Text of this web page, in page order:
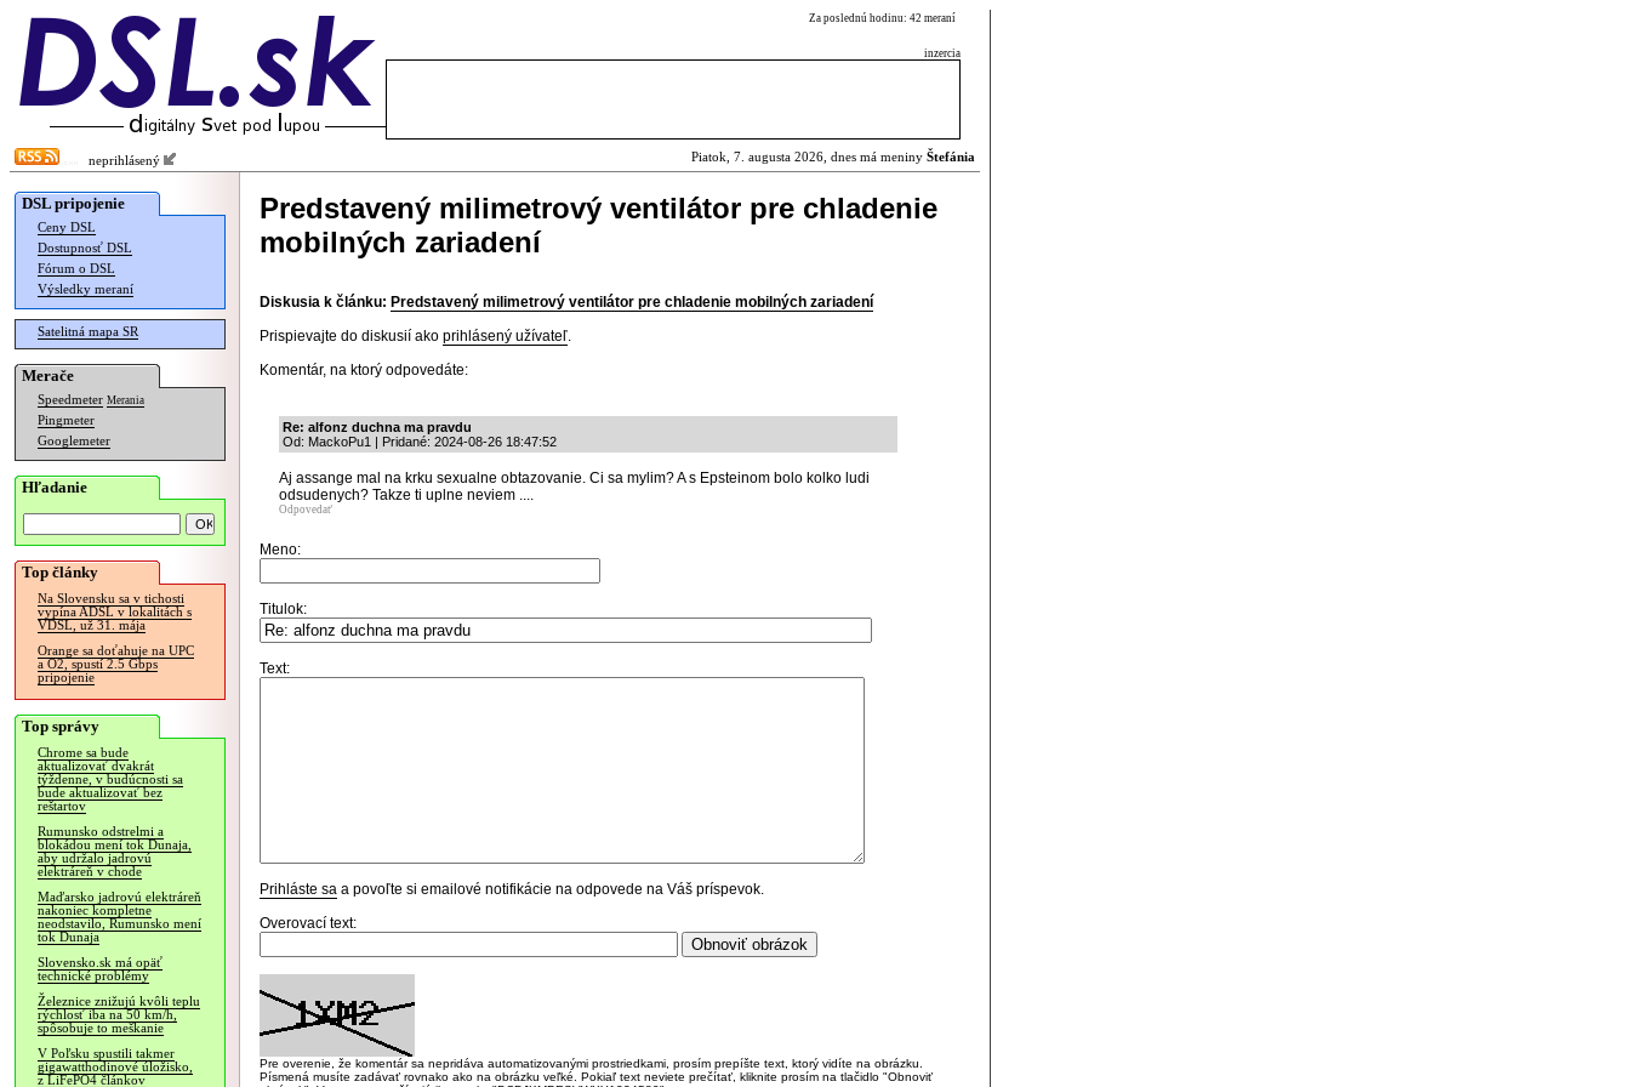
Za poslednú hodinu: 42 meraní
inzercia
neprihlásený Piatok, 7. augusta 2026, dnes má meniny Štefánia
DSL pripojenie
Ceny DSL
Dostupnosť DSL
Fórum o DSL
Výsledky meraní
Satelitná mapa SR
Merače
Speedmeter Merania
Pingmeter
Googlemeter
Hľadanie
Top články
Na Slovensku sa v tichosti
vypína ADSL v lokalitách s
VDSL, už 31. mája
Orange sa doťahuje na UPC
a O2, spustí 2.5 Gbps
pripojenie
Top správy
Chrome sa bude
aktualizovať dvakrát
týždenne, v budúcnosti sa
bude aktualizovať bez
reštartov
Rumunsko odstrelmi a
blokádou mení tok Dunaja,
aby udržalo jadrovú
elektráreň v chode
Maďarsko jadrovú elektráreň
nakoniec kompletne
neodstavilo, Rumunsko mení
tok Dunaja
Slovensko.sk má opäť
technické problémy
Železnice znižujú kvôli teplu
rýchlosť iba na 50 km/h,
spôsobuje to meškanie
V Poľsku spustili takmer
gigawatthodinové úložisko,
z LiFePO4 článkov
Predstavený milimetrový ventilátor pre chladenie
mobilných zariadení
Diskusia k článku: Predstavený milimetrový ventilátor pre chladenie mobilných zariadení
Prispievajte do diskusií ako prihlásený užívateľ.
Komentár, na ktorý odpovedáte:
Re: alfonz duchna ma pravdu
Od: MackoPu1 | Pridané: 2024-08-26 18:47:52
Aj assange mal na krku sexualne obtazovanie. Ci sa mylim? A s Epsteinom bolo kolko ludi
odsudenych? Takze ti uplne neviem ....
Odpovedať
Meno:
Titulok:
Text:
Prihláste sa a povoľte si emailové notifikácie na odpovede na Váš príspevok.
Overovací text:
Pre overenie, že komentár sa nepridáva automatizovanými prostriedkami, prosím prepíšte text, ktorý vidíte na obrázku.
Písmená musíte zadávať rovnako ako na obrázku veľké. Pokiaľ text neviete prečítať, kliknite prosím na tlačidlo "Obnoviť